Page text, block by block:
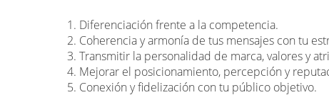
Diferenciación frente a la competencia.
Coherencia y armonía de tus mensajes con tu
Transmitir la personalidad de marca, valores y
Mejorar el posicionamiento, percepción y
Conexión y fidelización con tu público objetivo.